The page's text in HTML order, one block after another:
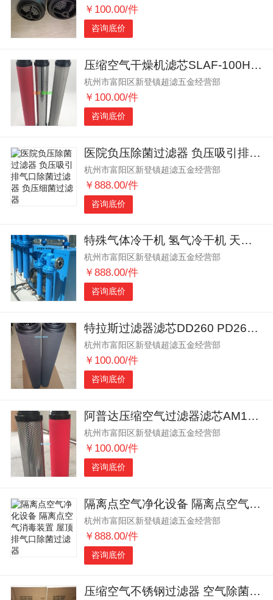
￥100.00/件
咨询底价
压缩空气干燥机滤芯SLAF-100HC SLAF-100HT
杭州市富阳区新登镇超滤五金经营部
￥100.00/件
咨询底价
医院负压除菌过滤器 负压吸引排气口除菌过滤器 负压细菌过滤器
杭州市富阳区新登镇超滤五金经营部
￥888.00/件
咨询底价
特殊气体冷干机 氢气冷干机 天然气冷干机
杭州市富阳区新登镇超滤五金经营部
￥888.00/件
咨询底价
特拉斯过滤器滤芯DD260 PD260 QD260
杭州市富阳区新登镇超滤五金经营部
￥100.00/件
咨询底价
阿普达压缩空气过滤器滤芯AM1920-V AM1920-A
杭州市富阳区新登镇超滤五金经营部
￥100.00/件
咨询底价
隔离点空气净化设备 隔离点空气消毒装置 屋顶排气口除菌过滤器
杭州市富阳区新登镇超滤五金经营部
￥888.00/件
咨询底价
压缩空气不锈钢过滤器 空气除菌过滤器 不锈钢负压气体过滤器